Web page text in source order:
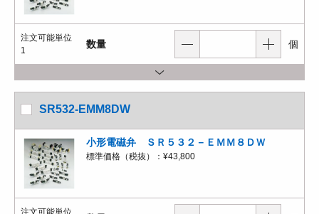
注文可能単位
1
数量 個
SR532-EMM8DW
小形電磁弁 ＳＲ５３２－ＥＭＭ８ＤＷ
標準価格（税抜）： ¥43,800
注文可能単位